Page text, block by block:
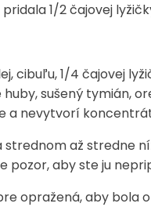
1/2 čajovej
cibuľu, 1/4 čajovej
sušený tymián,
a nevytvorí
až stredne
pozor, aby ste ju
opražená, aby